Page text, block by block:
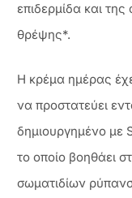
επιδερμίδα και
θρέψης*.
Η κρέμα ημέρας
να προστατεύει
δημιουργημένο με
το οποίο βοηθάει
σωματιδίων